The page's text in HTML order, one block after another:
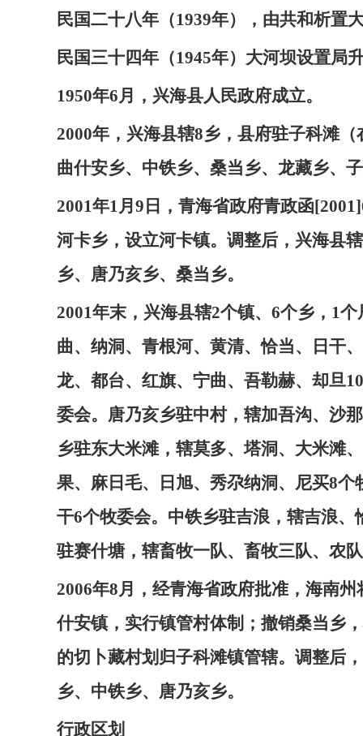
民国二十八年（1939年），由共和析置
民国三十四年（1945年）大河坝设置局
1950年6月，兴海县人民政府成立。
2000年，兴海县辖8乡，县府驻子科滩
曲什安乡、中铁乡、桑当乡、龙藏乡、
2001年1月9日，青海省政府青政函
河卡乡，设立河卡镇。调整后，兴海县
乡、唐乃亥乡、桑当乡。
2001年末，兴海县辖2个镇、6个乡，1
曲、纳洞、青根河、黄清、恰当、日干
龙、都台、红旗、宁曲、吾勒赫、却旦
委会。唐乃亥乡驻中村，辖加吾沟、沙
乡驻东大米滩，辖莫多、塔洞、大米滩
果、麻日毛、日旭、秀尕纳洞、尼买8
干6个牧委会。中铁乡驻吉浪，辖吉浪
驻赛什塘，辖畜牧一队、畜牧三队、农
2006年8月，经青海省政府批准，海南
什安镇，实行镇管村体制；撤销桑当乡
的切卜藏村划归子科滩镇管辖。调整后
乡、中铁乡、唐乃亥乡。
行政区划